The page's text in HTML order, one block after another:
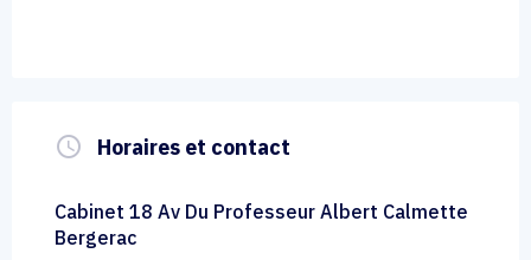
query_builder Horaires et contact
Cabinet 18 Av Du Professeur Albert Calmette
Bergerac